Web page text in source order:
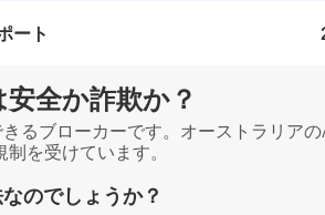
ート
全か詐欺か？
るブローカーです。オーストラリアの
を受けています。
のでしょうか？